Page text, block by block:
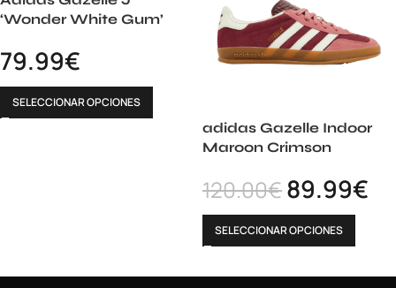
‘Wonder White Gum’
79.99€
SELECCIONAR OPCIONES
adidas Gazelle Indoor
Maroon Crimson
120.00€89.99€
SELECCIONAR OPCIONES